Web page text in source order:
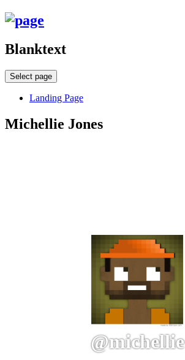
Blanktext
Select page
Landing Page
Michellie Jones
@michellie